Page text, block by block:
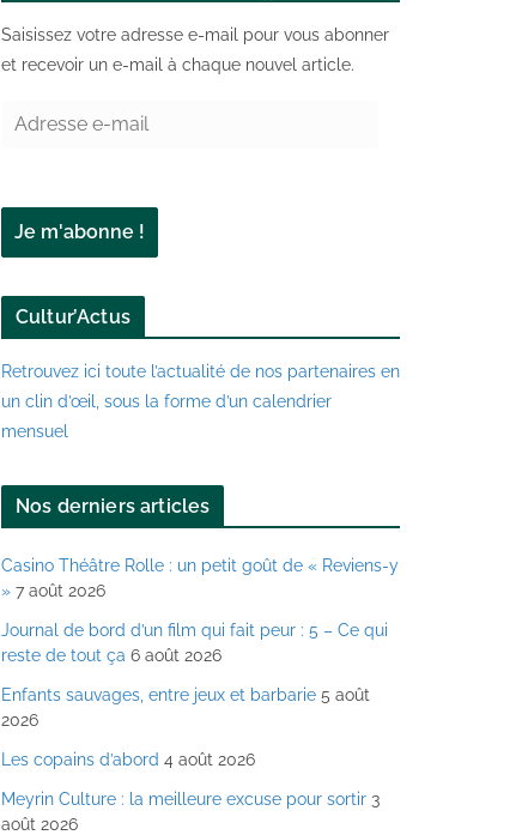
Saisissez votre adresse e-mail pour vous abonner
et recevoir un e-mail à chaque nouvel article.
s
e
m
a
i
Je m'abonne !
Cultur’Actus
Retrouvez ici toute l’actualité de nos partenaires en
un clin d’œil, sous la forme d’un calendrier
mensuel
Nos derniers articles
Casino Théâtre Rolle : un petit goût de « Reviens-y
» 7 août 2026
Journal de bord d’un film qui fait peur : 5 – Ce qui
reste de tout ça 6 août 2026
Enfants sauvages, entre jeux et barbarie 5 août
2026
Les copains d’abord 4 août 2026
Meyrin Culture : la meilleure excuse pour sortir 3
août 2026